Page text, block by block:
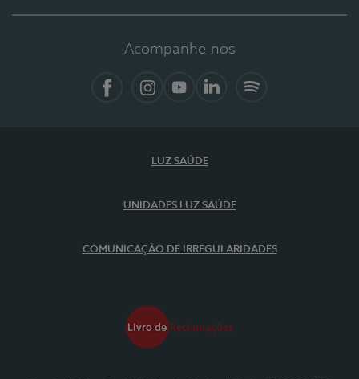
Acompanhe-nos
LUZ SAÚDE
UNIDADES LUZ SAÚDE
COMUNICAÇÃO DE IRREGULARIDADES